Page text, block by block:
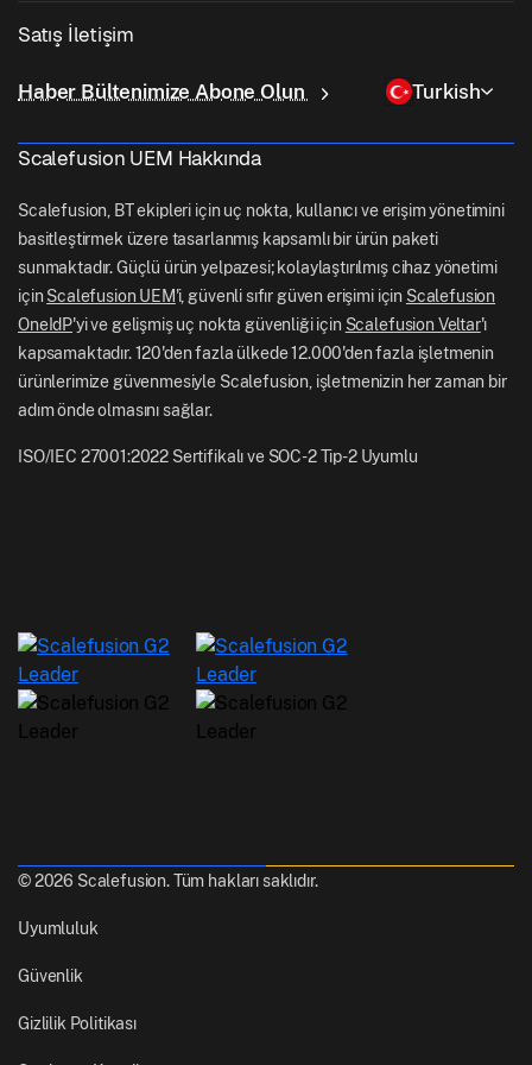
Linux Yönetimi
Koşullu Erişim
Uzaktan Kumanda
Son Mil Teslimatı
Perakende
Lojistik
Scalefusion Yardım Belgeleri
Scalefusion Blogu
Haber Odası
Kariyer
Satış İletişim
sales[at]scalefusion.com
UK: +44-7520-641664
NZ: +64-9-888-4315
India: +91-63694-45500
Haber Bültenimize Abone Olun Turkish
Scalefusion UEM Hakkında
Scalefusion, BT ekipleri için uç nokta, kullanıcı ve erişim yönetimini
basitleştirmek üzere tasarlanmış kapsamlı bir ürün paketi
sunmaktadır. Güçlü ürün yelpazesi; kolaylaştırılmış cihaz yönetimi
için Scalefusion UEM'i, güvenli sıfır güven erişimi için Scalefusion
OneIdP'yi ve gelişmiş uç nokta güvenliği için Scalefusion Veltar'ı
kapsamaktadır. 120'den fazla ülkede 12.000'den fazla işletmenin
ürünlerimize güvenmesiyle Scalefusion, işletmenizin her zaman bir
adım önde olmasını sağlar.
ISO/IEC 27001:2022 Sertifikalı ve SOC-2 Tip-2 Uyumlu
© 2026 Scalefusion. Tüm hakları saklıdır.
Uyumluluk
Güvenlik
Gizlilik Politikası